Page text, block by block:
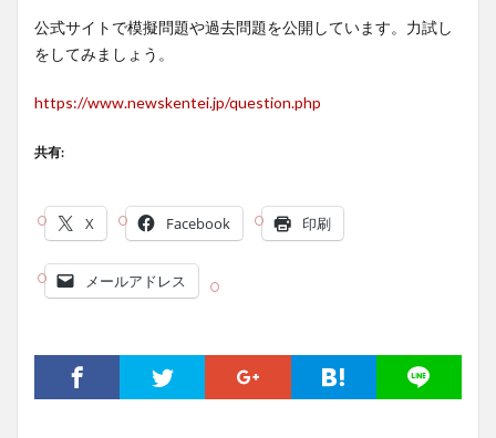
公式サイトで模擬問題や過去問題を公開しています。力試し
をしてみましょう。
https://www.newskentei.jp/question.php
共有:
X Facebook 印刷
メールアドレス